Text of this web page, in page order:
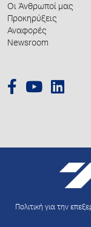
Οι Άνθρωποί μας
Προκηρύξεις
Αναφορές
Newsroom
Πολιτική για την